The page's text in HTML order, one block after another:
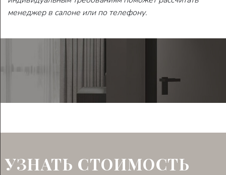
менеджер в салоне или по телефону.
УЗНАТЬ СТОИМОСТЬ